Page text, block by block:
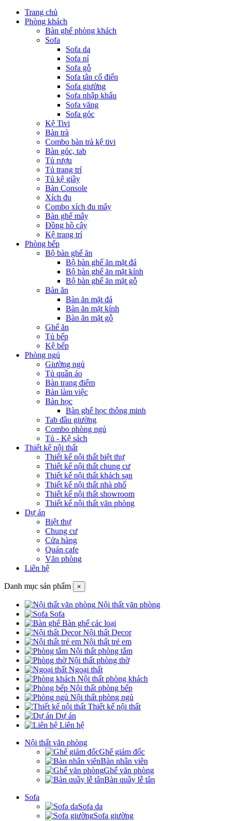
Trang chủ
Phòng khách
Bàn ghế phòng khách
Sofa
Sofa da
Sofa nỉ
Sofa gỗ
Sofa tân cổ điển
Sofa giường
Sofa nhập khẩu
Sofa văng
Sofa góc
Kệ Tivi
Bàn trà
Combo bàn trà kệ tivi
Bàn góc, tab
Tủ rượu
Tủ trang trí
Tủ kệ giầy
Bàn Console
Xích đu
Combo xích đu mây
Bàn ghế mây
Đồng hồ cây
Kệ trang trí
Phòng bếp
Bộ bàn ghế ăn
Bộ bàn ghế ăn mặt đá
Bộ bàn ghế ăn mặt kính
Bộ bàn ghế ăn mặt gỗ
Bàn ăn
Bàn ăn mặt đá
Bàn ăn mặt kính
Bàn ăn mặt gỗ
Ghế ăn
Tủ bếp
Kệ bếp
Phòng ngủ
Giường ngủ
Tủ quần áo
Bàn trang điểm
Bàn làm việc
Bàn học
Bàn ghế học thông minh
Tab đầu giường
Combo phòng ngủ
Tủ - Kệ sách
Thiết kế nội thất
Thiết kế nội thất biệt thự
Thiết kế nội thất chung cư
Thiết kế nội thất khách sạn
Thiết kế nội thất nhà phố
Thiết kế nội thất showroom
Thiết kế nội thất văn phòng
Dự án
Biệt thự
Chung cư
Cửa hàng
Quán cafe
Văn phòng
Liên hệ
Danh mục sản phẩm ×
Nội thất văn phòng
Sofa
Bàn ghế các loại
Nội thất Decor
Nội thất trẻ em
Nội thất phòng tắm
Nội thất phòng thờ
Ngoại thất
Nội thất phòng khách
Nội thất phòng bếp
Nội thất phòng ngủ
Thiết kế nội thất
Dự án
Liên hệ
Nội thất văn phòng
Ghế giám đốc
Bàn nhân viên
Ghế văn phòng
Bàn quầy lễ tân
Sofa
Sofa da
Sofa giường